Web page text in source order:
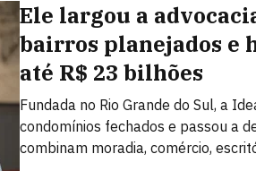
Ele largou a
bairros planejados e
até R$ 23 bilhões
Fundada no Rio Grande do Sul, a
condomínios fechados e passou a
combinam moradia, comércio,